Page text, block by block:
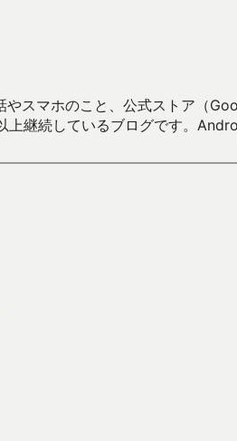
スマホのこと、公式ストア（
上継続しているブログです。